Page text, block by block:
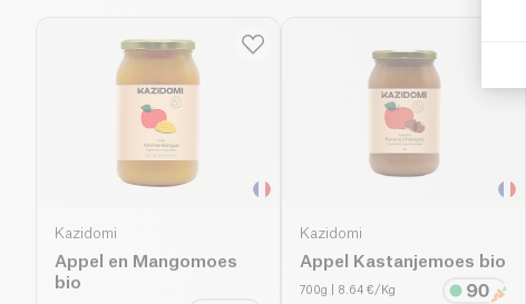
Kazidomi
Appel en Mangomoes
bio
Kazidomi
Appel Kastanjemoes bio
700g | 8.64 €/Kg